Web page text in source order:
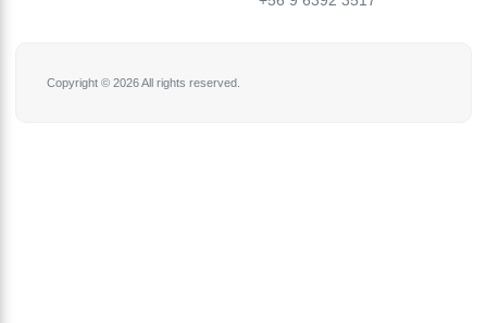
Copyright © 2026 All rights reserved.